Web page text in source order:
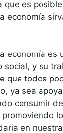
que es
economía
economía es
social, y su
que todos
ya sea
consumir
en